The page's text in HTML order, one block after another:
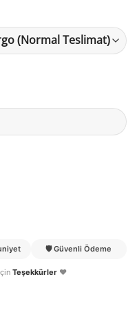
🛡️ Güvenli Ödeme
Teşekkürler❤️